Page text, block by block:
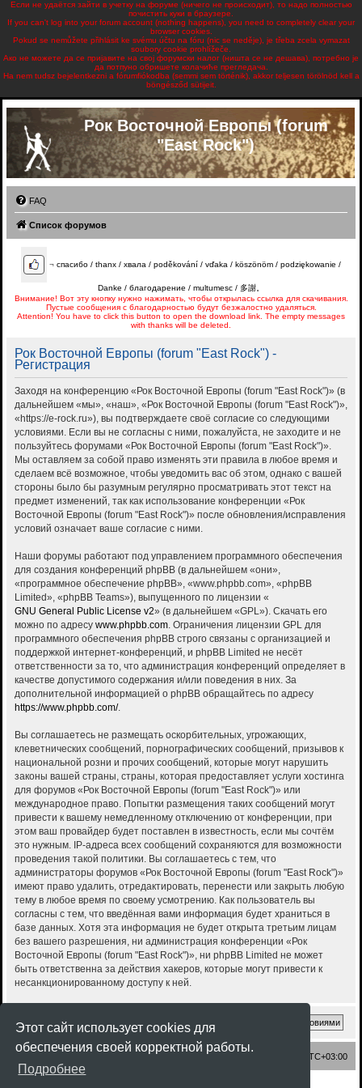
Этот сайт использует cookies для
обеспечения своей корректной работы.
Подробнее
Если не удаётся зайти в учетку на форуме (ничего не происходит), то надо полностью
почистить куки в браузере.
If you can't log into your forum account (nothing happens), you need to completely clear your
browser cookies.
Pokud se nemůžete přihlásit ke svému účtu na fóru (nic se neděje), je třeba zcela vymazat
soubory cookie prohlížeče.
Ако не можете да се пријавите на свој форумски налог (ништа се не дешава), потребно је
да потпуно обришете колачиће прегледача.
Ha nem tudsz bejelentkezni a fórumfiókodba (semmi sem történik), akkor teljesen törölnöd kell a
böngésződ sütijeit.
Рок Восточной Европы (forum
"East Rock")
FAQ
Список форумов
¬ спасибо / thanx / хвала / poděkování / vďaka / köszönöm / podziękowanie /
Danke / благодарение / multumesc / 多謝。
Внимание! Вот эту кнопку нужно нажимать, чтобы открылась ссылка для скачивания.
Пустые сообщения с благодарностью будут безжалостно удаляться.
Attention! You have to click this button to open the download link. The empty messages
with thanks will be deleted.
Рок Восточной Европы (forum "East Rock") -
Регистрация
Заходя на конференцию «Рок Восточной Европы (forum "East Rock")» (в
дальнейшем «мы», «наш», «Рок Восточной Европы (forum "East Rock")»,
«https://e-rock.ru»), вы подтверждаете своё согласие со следующими
условиями. Если вы не согласны с ними, пожалуйста, не заходите и не
пользуйтесь форумами «Рок Восточной Европы (forum "East Rock")».
Мы оставляем за собой право изменять эти правила в любое время и
сделаем всё возможное, чтобы уведомить вас об этом, однако с вашей
стороны было бы разумным регулярно просматривать этот текст на
предмет изменений, так как использование конференции «Рок
Восточной Европы (forum "East Rock")» после обновления/исправления
условий означает ваше согласие с ними.
Наши форумы работают под управлением программного обеспечения
для создания конференций phpBB (в дальнейшем «они»,
«программное обеспечение phpBB», «www.phpbb.com», «phpBB
Limited», «phpBB Teams»), выпущенного по лицензии «
GNU General Public License v2» (в дальнейшем «GPL»). Скачать его
можно по адресу www.phpbb.com. Ограничения лицензии GPL для
программного обеспечения phpBB строго связаны с организацией и
поддержкой интернет-конференций, и phpBB Limited не несёт
ответственности за то, что администрация конференций определяет в
качестве допустимого содержания и/или поведения в них. За
дополнительной информацией о phpBB обращайтесь по адресу
https://www.phpbb.com/.
Вы соглашаетесь не размещать оскорбительных, угрожающих,
клеветнических сообщений, порнографических сообщений, призывов к
национальной розни и прочих сообщений, которые могут нарушить
законы вашей страны, страны, которая предоставляет услуги хостинга
для форумов «Рок Восточной Европы (forum "East Rock")» или
международное право. Попытки размещения таких сообщений могут
привести к вашему немедленному отключению от конференции, при
этом ваш провайдер будет поставлен в известность, если мы сочтём
это нужным. IP-адреса всех сообщений сохраняются для возможности
проведения такой политики. Вы соглашаетесь с тем, что
администраторы форумов «Рок Восточной Европы (forum "East Rock")»
имеют право удалить, отредактировать, перенести или закрыть любую
тему в любое время по своему усмотрению. Как пользователь вы
согласны с тем, что введённая вами информация будет храниться в
базе данных. Хотя эта информация не будет открыта третьим лицам
без вашего разрешения, ни администрация конференции «Рок
Восточной Европы (forum "East Rock")», ни phpBB Limited не может
быть ответственна за действия хакеров, которые могут привести к
несанкционированному доступу к ней.
UTC+03:00